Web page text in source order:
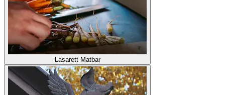
Lasarett Matbar